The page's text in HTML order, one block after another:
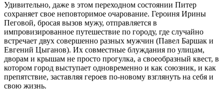
Удивительно, даже в этом переходном состоянии Питер
сохраняет свое неповторимое очарование. Героиня Ирины
Пеговой, бросая вызов мужу, отправляется в
импровизированное путешествие по городу, где случайно
встречает двух совершенно разных мужчин (Павел Баршак и
Евгений Цыганов). Их совместные блуждания по улицам,
дворам и крышам не просто прогулка, а своеобразный квест, в
котором город выступает одновременно и как союзник, и как
препятствие, заставляя героев по-новому взглянуть на себя и
свою жизнь.